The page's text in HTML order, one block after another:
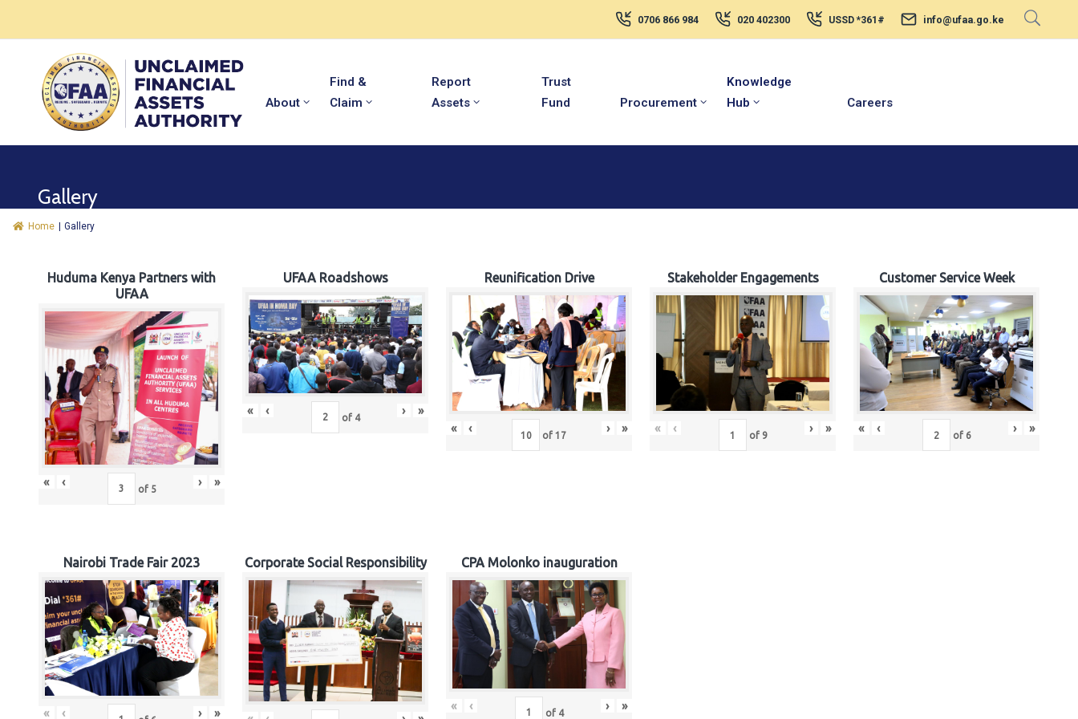
0706 866 984 020 402300 USSD *361# info@ufaa.go.ke
About
Find &
Claim
Report
Assets
Trust
Fund
Procurement
Knowledge
Hub
Careers
Gallery
Home Gallery
Huduma Kenya Partners with
UFAA
« ‹ of 5 › »
UFAA Roadshows
« ‹ of 4 › »
Reunification Drive
« ‹ of 17 › »
Stakeholder Engagements
« ‹ of 9 › »
Customer Service Week
« ‹ of 6 › »
Nairobi Trade Fair 2023
« ‹ › »
Corporate Social Responsibility CPA Molonko inauguration
« ‹ of 4 › »